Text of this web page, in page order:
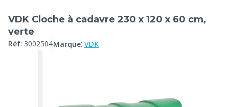
VDK Cloche à cadavre 230 x 120 x 60 cm,
verte
Réf: 3002504Marque: VDK